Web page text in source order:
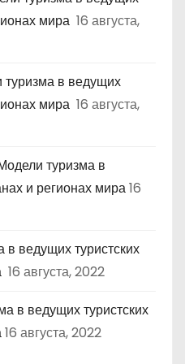
мира 16 августа,
туризма в ведущих
мира 16 августа,
туризма в
и регионах мира16
ведущих туристских
16 августа, 2022
в ведущих туристских
16 августа, 2022